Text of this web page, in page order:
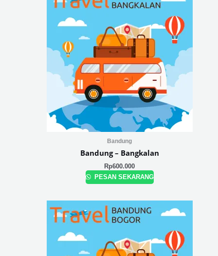
Bandung
Bandung – Bangkalan
Rp600.000
PESAN SEKARANG